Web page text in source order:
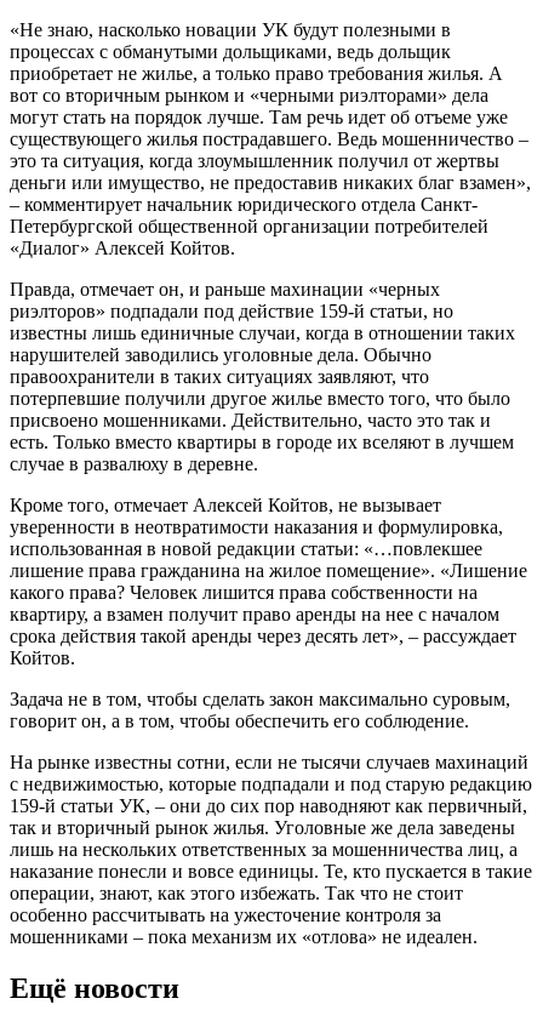
«Не знаю, насколько новации УК будут полезными в
процессах с обманутыми дольщиками, ведь дольщик
приобретает не жилье, а только право требования жилья. А
вот со вторичным рынком и «черными риэлторами» дела
могут стать на порядок лучше. Там речь идет об отъеме уже
существующего жилья пострадавшего. Ведь мошенничество –
это та ситуация, когда злоумышленник получил от жертвы
деньги или имущество, не предоставив никаких благ взамен»,
– комментирует начальник юридического отдела Санкт-
Петербургской общественной организации потребителей
«Диалог» Алексей Койтов.
Правда, отмечает он, и раньше махинации «черных
риэлторов» подпадали под действие 159-й статьи, но
известны лишь единичные случаи, когда в отношении таких
нарушителей заводились уголовные дела. Обычно
правоохранители в таких ситуациях заявляют, что
потерпевшие получили другое жилье вместо того, что было
присвоено мошенниками. Действительно, часто это так и
есть. Только вместо квартиры в городе их вселяют в лучшем
случае в развалюху в деревне.
Кроме того, отмечает Алексей Койтов, не вызывает
уверенности в неотвратимости наказания и формулировка,
использованная в новой редакции статьи: «…повлекшее
лишение права гражданина на жилое помещение». «Лишение
какого права? Человек лишится права собственности на
квартиру, а взамен получит право аренды на нее с началом
срока действия такой аренды через десять лет», – рассуждает
Койтов.
Задача не в том, чтобы сделать закон максимально суровым,
говорит он, а в том, чтобы обеспечить его соблюдение.
На рынке известны сотни, если не тысячи случаев махинаций
с недвижимостью, которые подпадали и под старую редакцию
159-й статьи УК, – они до сих пор наводняют как первичный,
так и вторичный рынок жилья. Уголовные же дела заведены
лишь на нескольких ответственных за мошенничества лиц, а
наказание понесли и вовсе единицы. Те, кто пускается в такие
операции, знают, как этого избежать. Так что не стоит
особенно рассчитывать на ужесточение контроля за
мошенниками – пока механизм их «отлова» не идеален.
Ещё новости